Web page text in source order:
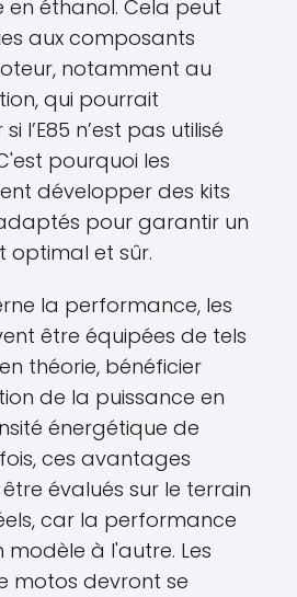
éthanol. Cela peut
aux composants
notamment au
qui pourrait
l’E85 n’est pas utilisé
pourquoi les
développer des kits
pour garantir un
optimal et sûr.
la performance, les
être équipées de tels
théorie, bénéficier
de la puissance en
énergétique de
ces avantages
évalués sur le terrain
car la performance
à l'autre. Les
motos devront se